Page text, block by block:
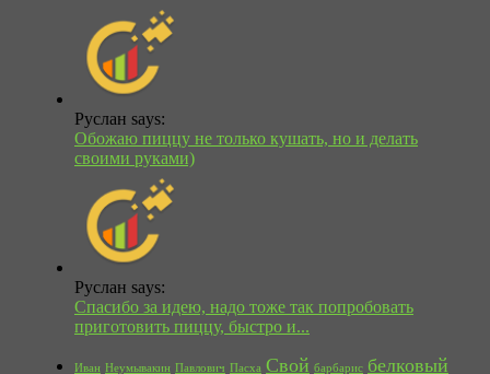
Руслан says:
Обожаю пиццу не только кушать, но и делать
своими руками)
Руслан says:
Спасибо за идею, надо тоже так попробовать
приготовить пиццу, быстро и...
Иван Неумывакин Павлович Пасха Свой барбарис белковый